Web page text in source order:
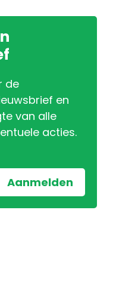
de
en
van alle
acties.